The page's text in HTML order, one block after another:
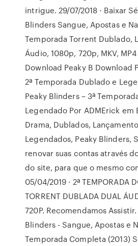
intrigue. 29/07/2018 · Baixar
Blinders Sangue, Apostas e
Temporada Torrent Dublado,
Áudio, 1080p, 720p, MKV,
Download Peaky B Download
2ª Temporada Dublado e
Peaky Blinders – 3ª
Legendado Por ADMErick em
Drama, Dublados,
Legendados, Peaky Blinders,
renovar suas contas através
do site, para que o mesmo
05/04/2019 · 2ª TEMPORADA
TORRENT DUBLADA DUAL
720P. Recomendamos
Blinders - Sangue, Apostas e
Temporada Completa (2013)